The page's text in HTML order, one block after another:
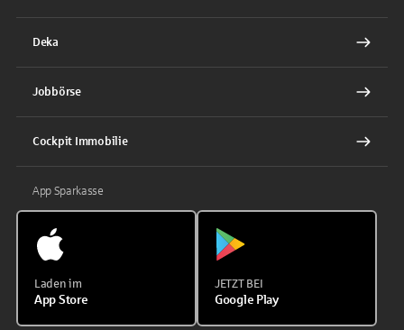
Deka
Jobbörse
Cockpit Immobilie
App Sparkasse
Laden im
App Store
JETZT BEI
Google Play